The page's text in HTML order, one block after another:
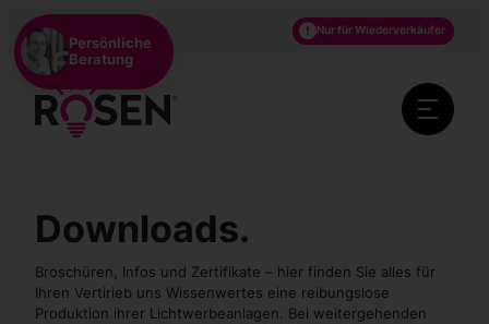
DE EN Nur für Wiederverkäufer
Downloads.
Broschüren, Infos und Zertifikate – hier finden Sie alles für
Ihren Vertirieb uns Wissenwertes eine reibungslose
Produktion ihrer Lichtwerbeanlagen. Bei weitergehenden
Persönliche
Beratung